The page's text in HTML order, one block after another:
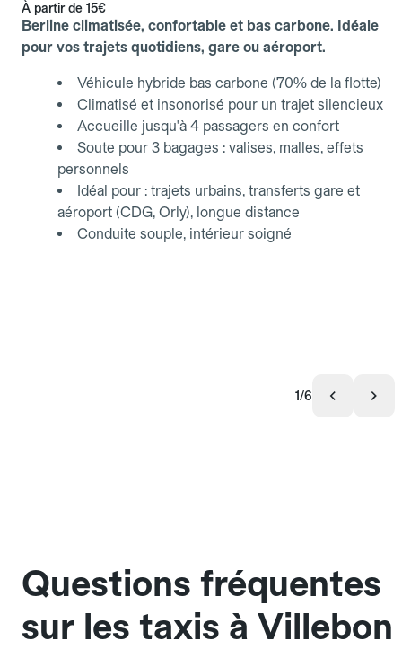
À partir de 15€
Berline climatisée, confortable et bas carbone. Idéale
pour vos trajets quotidiens, gare ou aéroport.
Véhicule hybride bas carbone (70% de la flotte)
Climatisé et insonorisé pour un trajet silencieux
Accueille jusqu'à 4 passagers en confort
Soute pour 3 bagages : valises, malles, effets
personnels
Idéal pour : trajets urbains, transferts gare et
aéroport (CDG, Orly), longue distance
Conduite souple, intérieur soigné
1/6
Questions fréquentes
sur les taxis à Villebon